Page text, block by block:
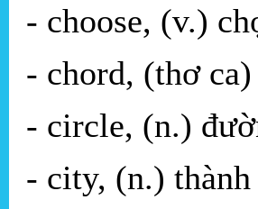
- choose, (v.)
- chord, (thơ
- circle, (n.)
- city, (n.) thành